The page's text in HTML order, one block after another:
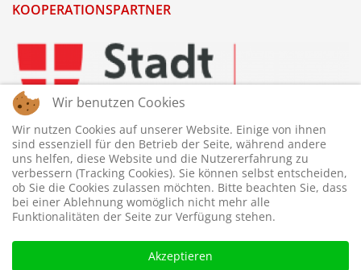
KOOPERATIONSPARTNER
Wir benutzen Cookies
Wir nutzen Cookies auf unserer Website. Einige von ihnen
sind essenziell für den Betrieb der Seite, während andere
uns helfen, diese Website und die Nutzererfahrung zu
verbessern (Tracking Cookies). Sie können selbst entscheiden,
ob Sie die Cookies zulassen möchten. Bitte beachten Sie, dass
bei einer Ablehnung womöglich nicht mehr alle
Funktionalitäten der Seite zur Verfügung stehen.
Akzeptieren